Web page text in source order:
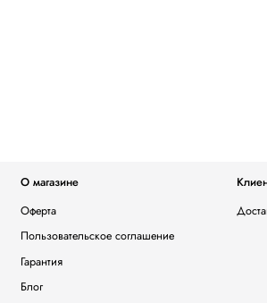
О магазине
Оферта
Пользовательское соглашение
Гарантия
Блог